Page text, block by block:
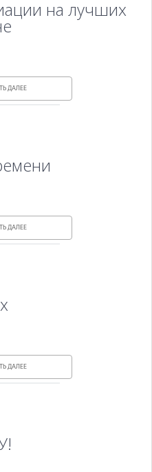
на лучших
ДАЛЕЕ
ДАЛЕЕ
ДАЛЕЕ